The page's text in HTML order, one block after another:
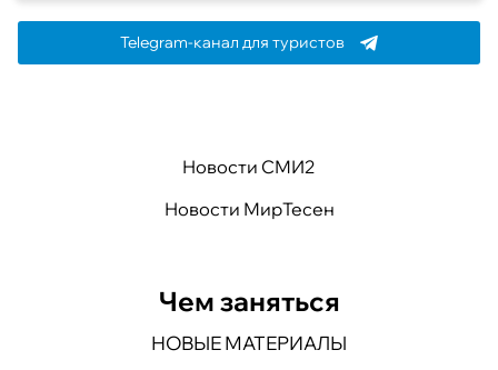
Telegram-канал для туристов
Новости СМИ2
Новости МирТесен
Чем заняться
НОВЫЕ МАТЕРИАЛЫ